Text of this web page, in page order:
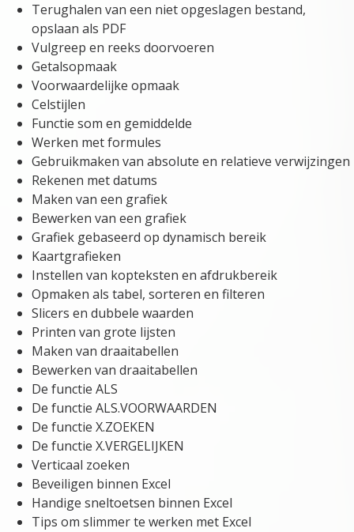
Terughalen van een niet opgeslagen bestand,
opslaan als PDF
Vulgreep en reeks doorvoeren
Getalsopmaak
Voorwaardelijke opmaak
Celstijlen
Functie som en gemiddelde
Werken met formules
Gebruikmaken van absolute en relatieve verwijzingen
Rekenen met datums
Maken van een grafiek
Bewerken van een grafiek
Grafiek gebaseerd op dynamisch bereik
Kaartgrafieken
Instellen van kopteksten en afdrukbereik
Opmaken als tabel, sorteren en filteren
Slicers en dubbele waarden
Printen van grote lijsten
Maken van draaitabellen
Bewerken van draaitabellen
De functie ALS
De functie ALS.VOORWAARDEN
De functie X.ZOEKEN
De functie X.VERGELIJKEN
Verticaal zoeken
Beveiligen binnen Excel
Handige sneltoetsen binnen Excel
Tips om slimmer te werken met Excel